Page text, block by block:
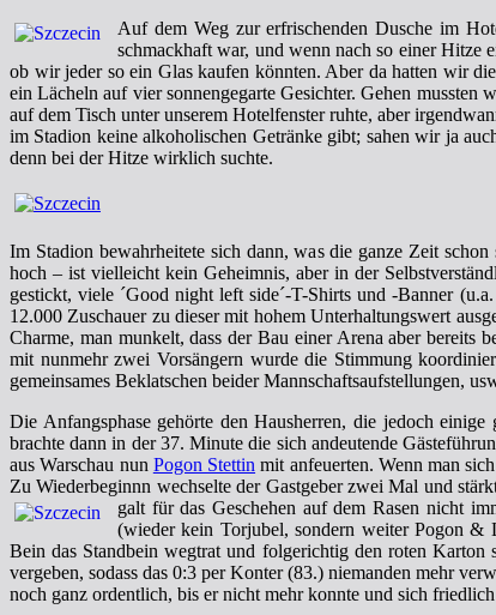
Auf dem Weg zur erfrischenden Dusche im
schmackhaft war, und wenn nach so einer Hitze
ob wir jeder so ein Glas kaufen könnten. Aber da hatten wir
ein Lächeln auf vier sonnengegarte Gesichter. Gehen
auf dem Tisch unter unserem Hotelfenster ruhte, aber
im Stadion keine alkoholischen Getränke gibt; sahen wir ja
denn bei der Hitze wirklich suchte.
Im Stadion bewahrheitete sich dann, was die ganze Zeit
hoch – ist vielleicht kein Geheimnis, aber in der
gestickt, viele ´Good night left side´-T-Shirts und -Banner
12.000 Zuschauer zu dieser mit hohem Unterhaltungswert
Charme, man munkelt, dass der Bau einer Arena aber bereits
mit nunmehr zwei Vorsängern wurde die Stimmung
gemeinsames Beklatschen beider Mannschaftsaufstellungen,
Die Anfangsphase gehörte den Hausherren, die jedoch
brachte dann in der 37. Minute die sich andeutende
aus Warschau nun Pogon Stettin mit anfeuerten. Wenn man
Zu Wiederbeginnn wechselte der Gastgeber zwei Mal und
galt für das Geschehen auf dem Rasen nicht
(wieder kein Torjubel, sondern weiter Pogon &
Bein das Standbein wegtrat und folgerichtig den roten Karton
vergeben, sodass das 0:3 per Konter (83.) niemanden mehr
noch ganz ordentlich, bis er nicht mehr konnte und sich